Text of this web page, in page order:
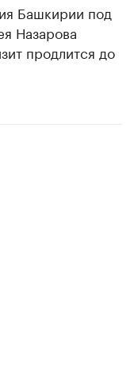
Башкирии под
Назарова
продлится до